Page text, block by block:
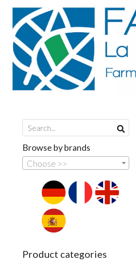
Browse by brands
Choose >>
Product categories